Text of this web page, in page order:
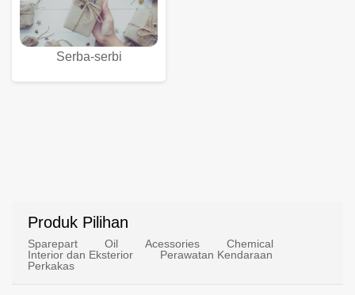
Serba-serbi
Produk Pilihan
Sparepart Oil Acessories
Chemical
Interior dan Eksterior
Perawatan Kendaraan
Perkakas